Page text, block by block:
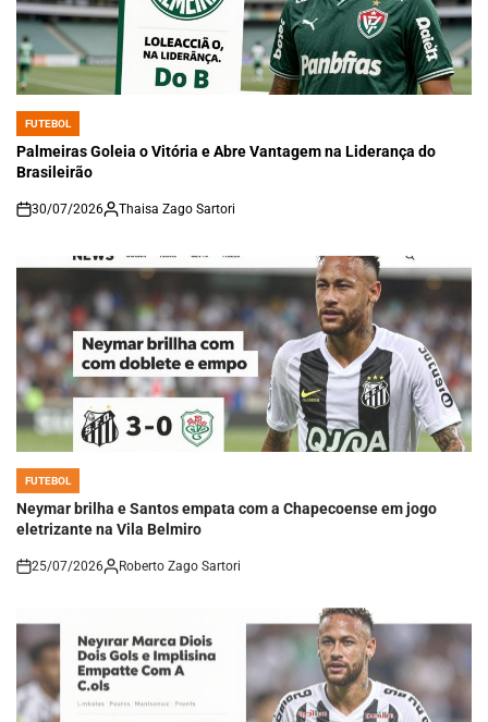
POSTED
IN
FUTEBOL
Palmeiras Goleia o Vitória e Abre Vantagem na Liderança do
Brasileirão
on
30/07/2026 Thaisa Zago Sartori
POSTED
IN
Neymar brilha e Santos empata com a Chapecoense em jogo
eletrizante na Vila Belmiro
on